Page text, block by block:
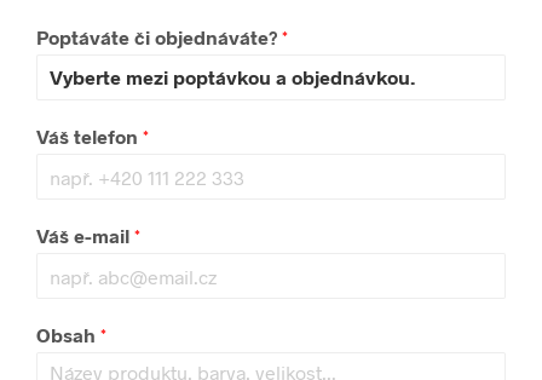
Poptáváte či objednáváte? *
Váš telefon *
Váš e-mail *
Obsah *